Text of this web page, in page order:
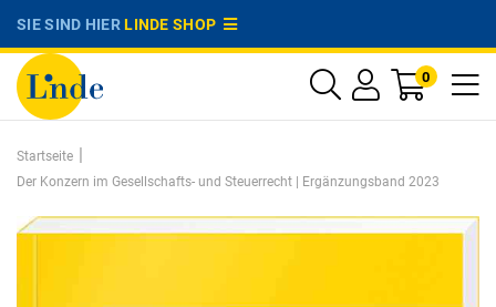
SIE SIND HIERLINDE SHOP
0
Startseite |
Der Konzern im Gesellschafts- und Steuerrecht | Ergänzungsband 2023